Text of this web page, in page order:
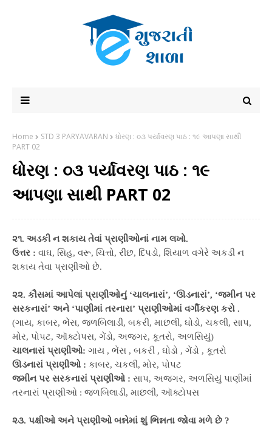
Home STD 3 PARYAVARAN
ધોરણ : ૦૩ પર્યાવરણ પાઠ : ૧૯ આપણા સાથી
PART 02
ધોરણ : ૦૩ પર્યાવરણ પાઠ : ૧૯
આપણા સાથી PART 02
૨૧. અડકી ન શકાય તેવાં પ્રાણીઓનાં નામ લખો.
ઉત્તર : વાઘ, સિહ, વરૂ, ચિત્તો, રીંછ, દિપડો, શિયાળ વગેરે અકડી ન
શકાય તેવા પ્રાણીઓ છે.
૨૨. કૌસમાં આપેલાં પ્રાણીઓનું ‘ચાલનારાં’, ‘ઊડનારાં’, ‘જમીન પર
સરકનારાં’ અને ‘પાણીમાં તરનારા’ પ્રાણીઓમાં વર્ગીકરણ કરો .
(ગાય, કાબર, ભેંસ, જળબિલાડી, બકરી, માછલી, ઘોડો, ચકલી, સાપ,
મોર, પોપટ, ઑક્ટોપસ, ગેંડો, અજગર, કૂતરો, અળસિયું)
ચાલનારાં પ્રાણીઓ: ગાય , ભેંસ , બકરી , ઘોડો , ગેંડો , કૂતરો
ઊડનારાં પ્રાણીઓ : કાબર, ચકલી, મોર, પોપટ
જમીન પર સરકનારાં પ્રાણીઓ : સાપ, અજગર, અળસિયું પાણીમાં
તરનારાં પ્રાણીઓ : જળબિલાડી, માછલી, ઑક્ટોપસ
૨૩. પક્ષીઓ અને પ્રાણીઓ બન્નેમાં શું ભિન્નતા જોવા મળે છે ?